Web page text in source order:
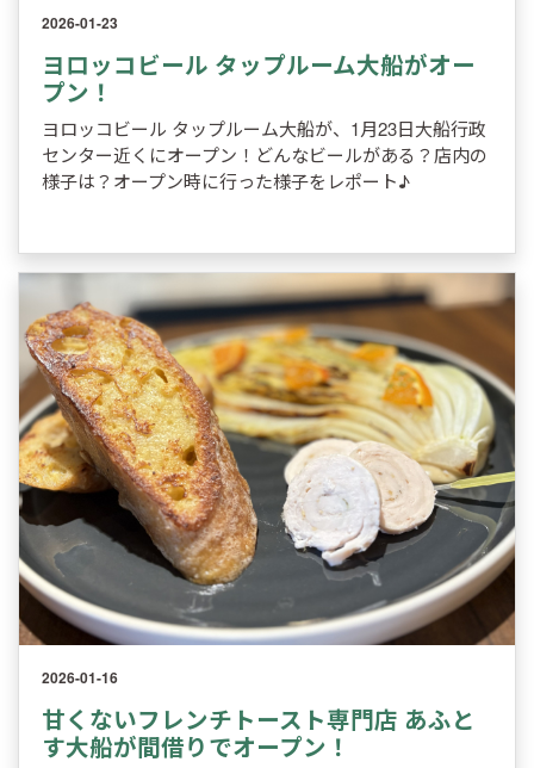
2026-01-23
ヨロッコビール タップルーム大船がオー
プン！
ヨロッコビール タップルーム大船が、1月23日大船行政
センター近くにオープン！どんなビールがある？店内の
様子は？オープン時に行った様子をレポート♪
2026-01-16
甘くないフレンチトースト専門店 あふと
す大船が間借りでオープン！